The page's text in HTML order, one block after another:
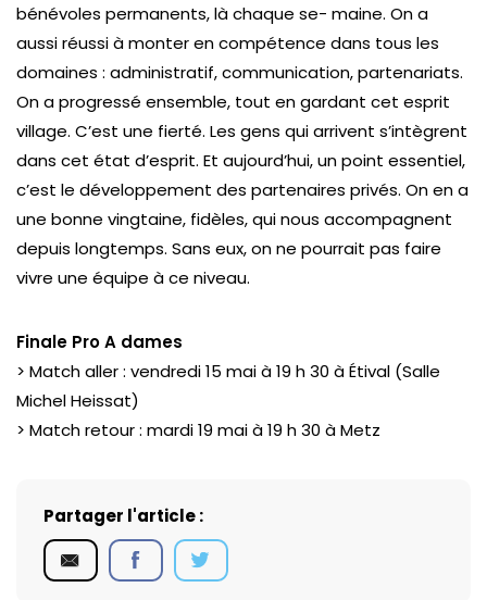
bénévoles permanents, là chaque se- maine. On a
aussi réussi à monter en compétence dans tous les
domaines : administratif, communication, partenariats.
On a progressé ensemble, tout en gardant cet esprit
village. C’est une fierté. Les gens qui arrivent s’intègrent
dans cet état d’esprit. Et aujourd’hui, un point essentiel,
c’est le développement des partenaires privés. On en a
une bonne vingtaine, fidèles, qui nous accompagnent
depuis longtemps. Sans eux, on ne pourrait pas faire
vivre une équipe à ce niveau.
Finale Pro A dames
> Match aller : vendredi 15 mai à 19 h 30 à Étival (Salle
Michel Heissat)
> Match retour : mardi 19 mai à 19 h 30 à Metz
Partager l'article :